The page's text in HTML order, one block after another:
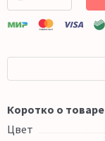
Коротко о товаре
Цвет